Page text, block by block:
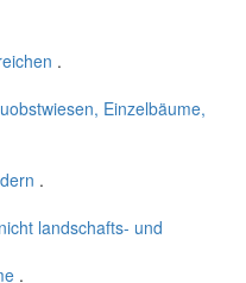
.
Einzelbäume,
.
landschafts- und
.